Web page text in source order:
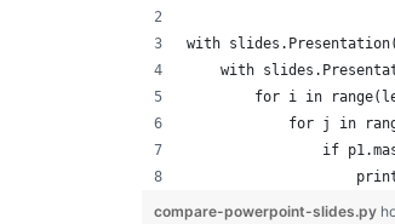
with
with
for i in
for j in
if
compare-powerpoint-slides.py